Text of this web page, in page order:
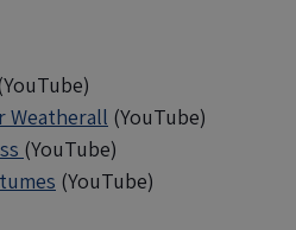
Weatherall (YouTube)
(YouTube)
(YouTube)